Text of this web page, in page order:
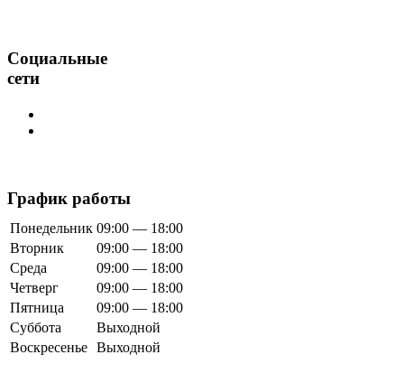
Социальные
сети
График работы
Понедельник 09:00 — 18:00
Вторник
09:00 — 18:00
Среда
09:00 — 18:00
Четверг
09:00 — 18:00
Пятница
09:00 — 18:00
Суббота
Выходной
Воскресенье Выходной